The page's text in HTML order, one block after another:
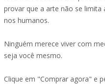
provar que a arte não se
nos humanos.
Ninguém merece viver com
seja você mesmo.
Clique em "Comprar agora" e